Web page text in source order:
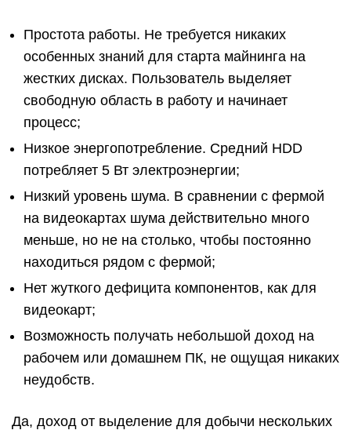
Простота работы. Не требуется никаких
особенных знаний для старта майнинга на
жестких дисках. Пользователь выделяет
свободную область в работу и начинает
процесс;
Низкое энергопотребление. Средний HDD
потребляет 5 Вт электроэнергии;
Низкий уровень шума. В сравнении с фермой
на видеокартах шума действительно много
меньше, но не на столько, чтобы постоянно
находиться рядом с фермой;
Нет жуткого дефицита компонентов, как для
видеокарт;
Возможность получать небольшой доход на
рабочем или домашнем ПК, не ощущая никаких
неудобств.
Да, доход от выделение для добычи нескольких